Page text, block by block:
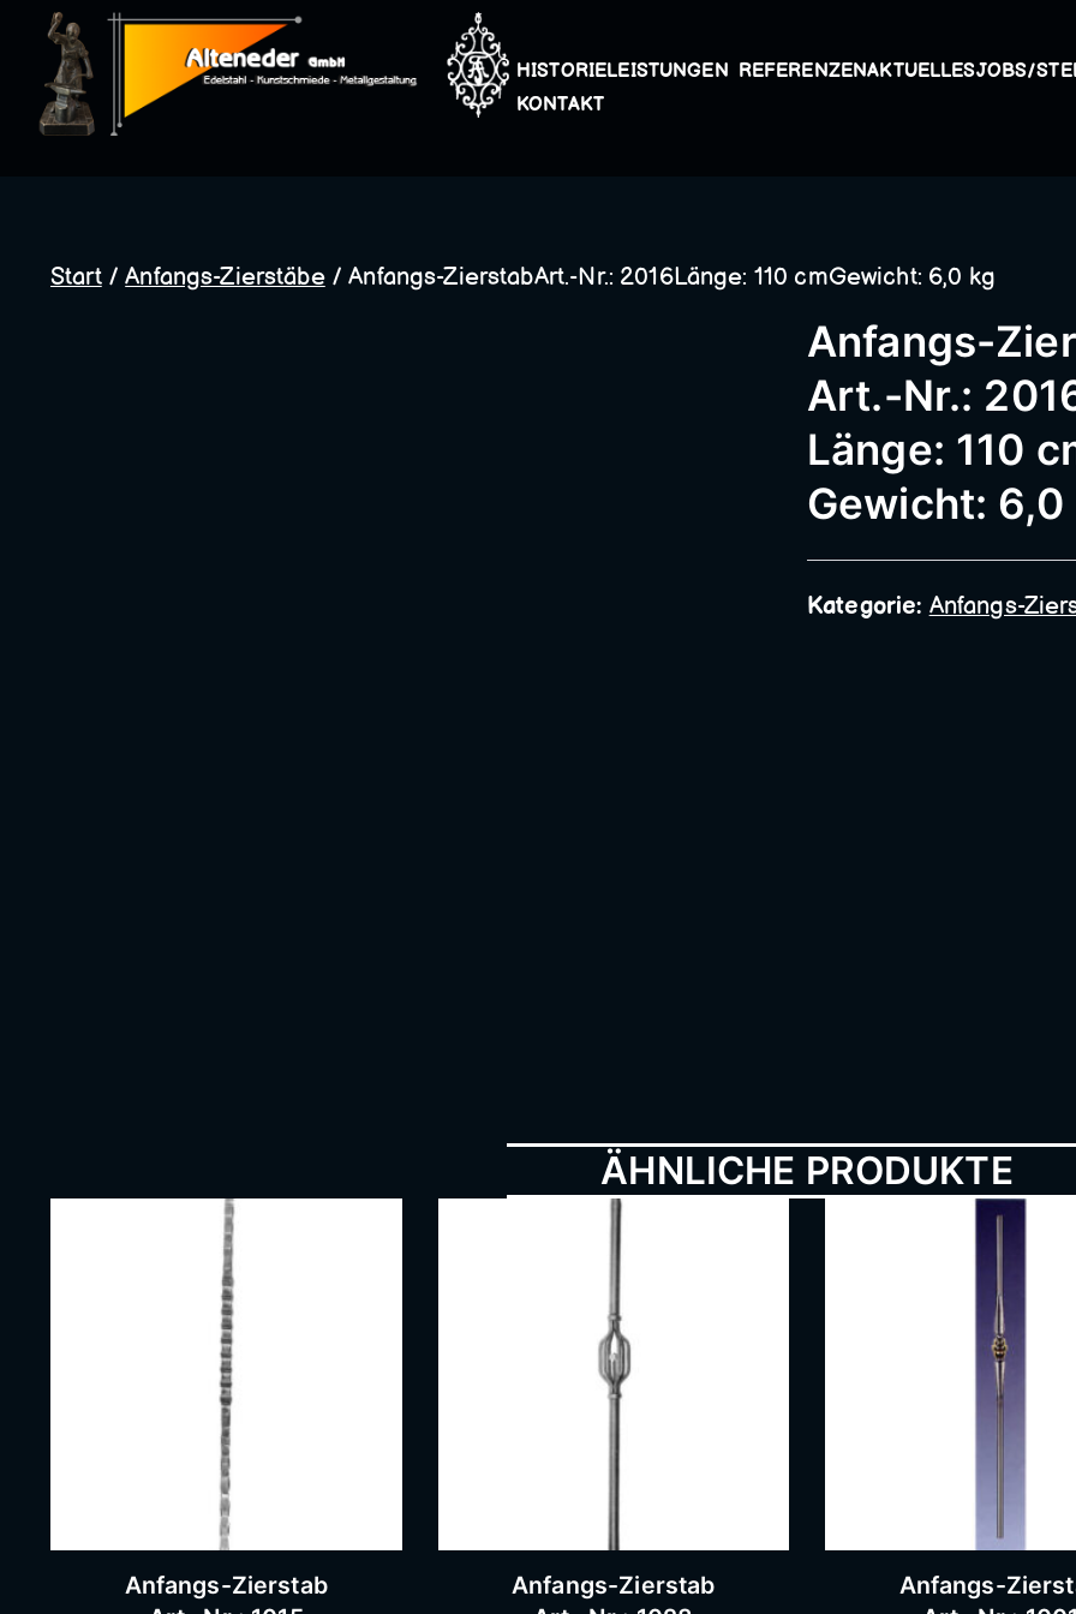
Inhalt
springen
Kunstschmiede
Metallbau,
Schneidermühle,
Bauschlosserei
HISTORIELEISTUNGEN REFERENZENAKTUELLESJOBS/
KONTAKT
Start/Anfangs-Zierstäbe/ Anfangs-ZierstabArt.-Nr.: 2016Länge: 110 cmGewicht: 6,0 kg
Anfangs-
Art.-Nr.:
Länge: 110
Gewicht: 6,0
Kategorie: Anfangs-
ÄHNLICHE PRODUKTE
Anfangs-Zierstab
Anfangs-Zierstab
Anfangs-